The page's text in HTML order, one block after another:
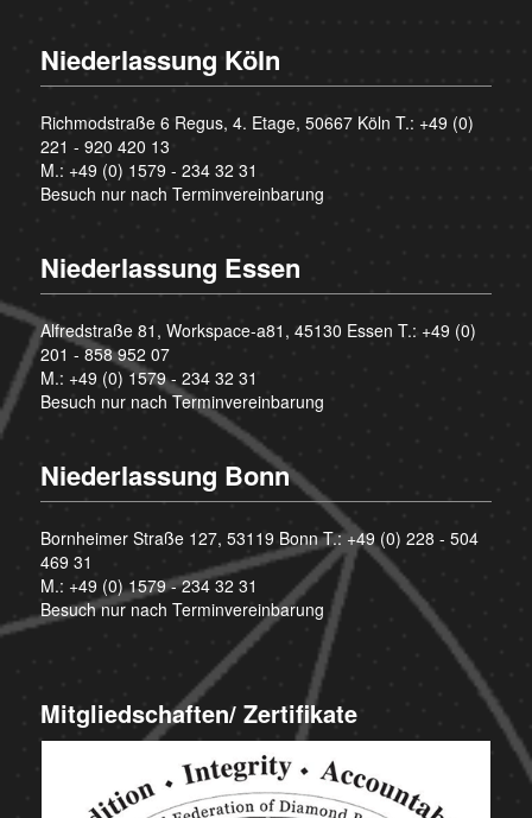
Niederlassung Köln
Richmodstraße 6 Regus, 4. Etage, 50667 Köln T.: +49 (0)
221 - 920 420 13
M.: +49 (0) 1579 - 234 32 31
Besuch nur nach Terminvereinbarung
Niederlassung Essen
Alfredstraße 81, Workspace-a81, 45130 Essen T.: +49 (0)
201 - 858 952 07
M.: +49 (0) 1579 - 234 32 31
Besuch nur nach Terminvereinbarung
Niederlassung Bonn
Bornheimer Straße 127, 53119 Bonn T.:+49 (0) 228 - 504
469 31
M.: +49 (0) 1579 - 234 32 31
Besuch nur nach Terminvereinbarung
Mitgliedschaften/ Zertifikate